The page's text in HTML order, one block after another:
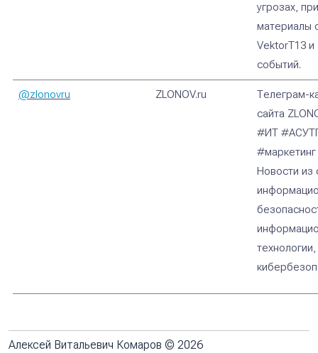
угрозах,
материалы
VektorT13 и
событий.
@zlonovru ZLONOV.ru
Телеграм-
сайта
#ИТ
#маркетинг
Новости из
технологии,
Алексей Витальевич Комаров © 2026